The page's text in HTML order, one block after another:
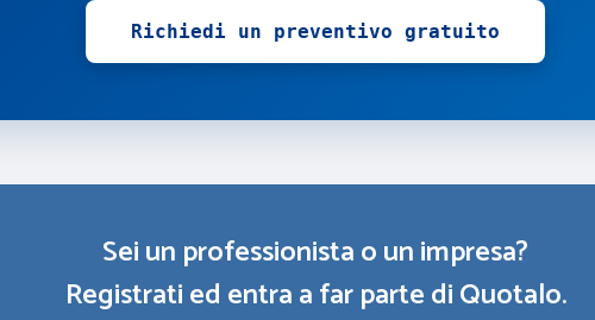
Richiedi un preventivo gratuito
Sei un professionista o un impresa?
Registrati ed entra a far parte di Quotalo.